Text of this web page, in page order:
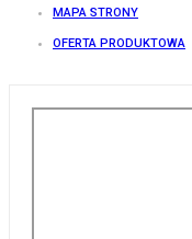
MAPA STRONY
OFERTA PRODUKTOWA